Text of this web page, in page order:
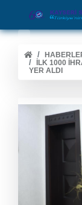
İLK 1000
YER ALDI